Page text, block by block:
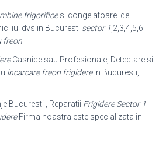
frigorificesi congelatoare. de
dvs in Bucuresti sector 1 ,2,3,4,5,6
freon
Casnice sau Profesionale, Detectare si
incarcare freon frigiderein Bucuresti,
Bucuresti , Reparatii Frigidere Sector 1
Firma noastra este specializata in